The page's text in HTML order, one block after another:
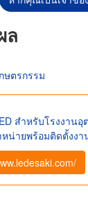
ล
ษตรกรรม
สำหรับโรงงาน
หน่ายพร้อมติดตั้งง